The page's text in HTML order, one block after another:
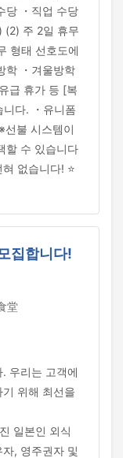
당 ・직업 수당
(2) 주 2일 휴무
형태 선호도에
학 ・겨울방학
급 휴가 등 [복
다. ・유니폼
선불 시스템이
할 수 있습니다
없습니다! ⭐
집합니다!
堂
우리는 고객에
위해 최선을
일본인 외식
, 영주권자 및